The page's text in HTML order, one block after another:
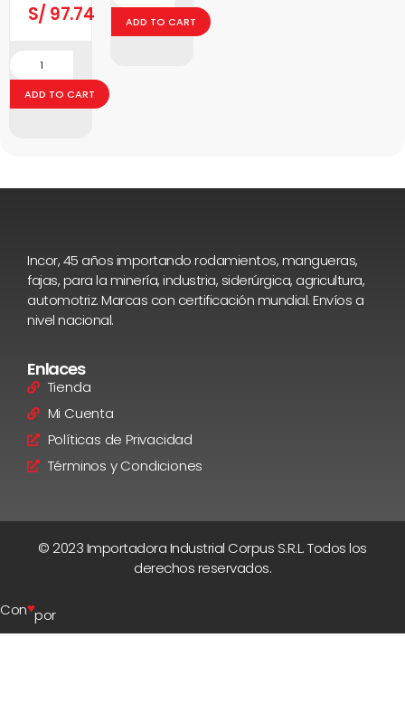
S/ 97.74
ADD TO CART
ADD TO CART
Incor, 45 años importando rodamientos, mangueras,
fajas, para la minería, industria, siderúrgica, agricultura,
automotriz. Marcas con certificación mundial. Envíos a
nivel nacional.
Enlaces
Tienda
Mi Cuenta
Políticas de Privacidad
Términos y Condiciones
© 2023 Importadora Industrial Corpus S.R.L. Todos los
derechos reservados.
Con♥por